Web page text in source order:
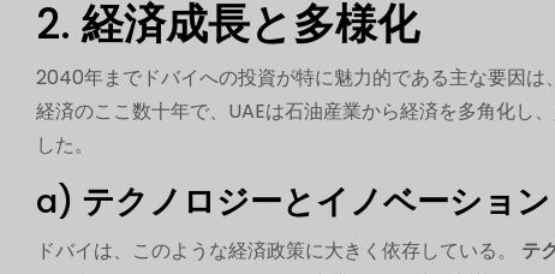
2. 経済成長と多様化
2040年までドバイへの投資が特に魅力的である主な要因は
経済のここ数十年で、UAEは石油産業から経済を多角化し
した。
a) テクノロジーとイノベーション
ドバイは、このような経済政策に大きく依存している。 テ